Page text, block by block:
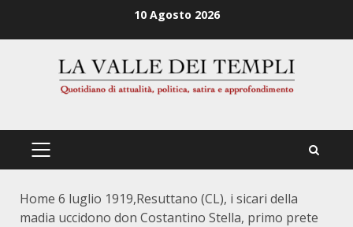
10 Agosto 2026
PRIMÄRES
Home 6 luglio 1919,Resuttano (CL), i sicari della
madia uccidono don Costantino Stella, primo prete